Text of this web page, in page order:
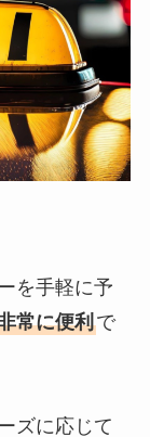
を手軽に予
常に便利で
ズに応じて